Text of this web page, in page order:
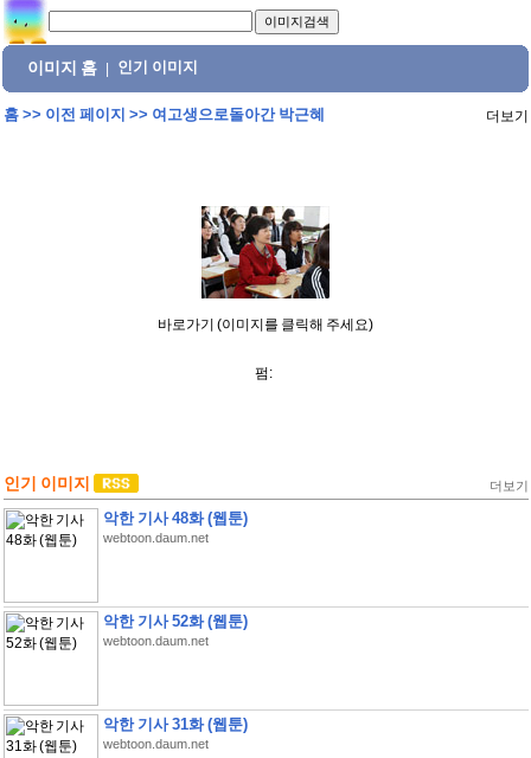
이미지 홈 인기 이미지
홈>> 이전 페이지 >> 여고생으로돌아간 박근혜 더보기
바로가기 (이미지를 클릭해 주세요)
펌:
인기 이미지 더보기
악한 기사 48화 (웹툰)
webtoon.daum.net
악한 기사 52화 (웹툰)
webtoon.daum.net
악한 기사 31화 (웹툰)
webtoon.daum.net